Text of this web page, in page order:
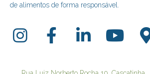
de alimentos de forma responsável.